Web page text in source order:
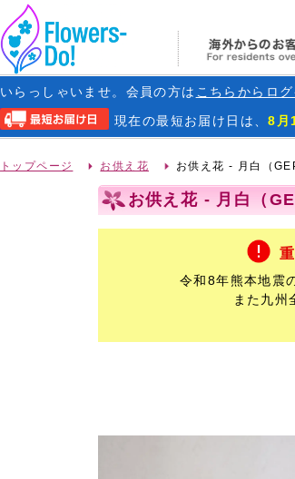
いらっしゃいませ。会員の方は こちらからロ
現在の最短お届け日 は、8月
トップページ お供え花 お供え花 - 月白（
お供え花 - 月白（
令和8年熊本地震
また九州